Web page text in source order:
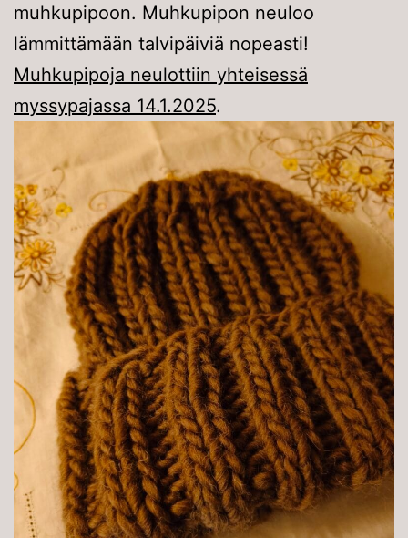
muhkupipoon. Muhkupipon neuloo
lämmittämään talvipäiviä nopeasti!
Muhkupipoja neulottiin yhteisessä
myssypajassa 14.1.2025.